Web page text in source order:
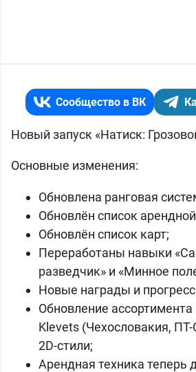
Сообщество в ВК
Новый запуск «Натиск:
Основные изменения:
Обновлена ранговая
Обновлён список
Обновлён список карт;
Переработаны навыки
разведчик» и «Минное
Новые награды и
Обновление
Klevets (Чехословакия, ПТ-
2D-стили;
Арендная техника теперь